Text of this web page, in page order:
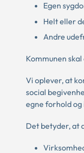
Egen
Helt eller
Andre
Kommunen
Vi oplever, at
social
egne forhold
Det betyder, at